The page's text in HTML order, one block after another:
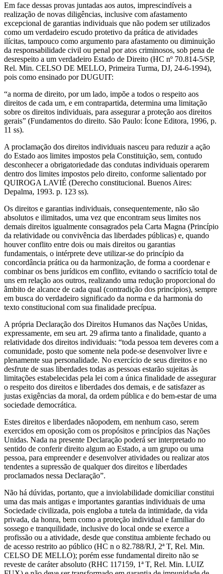
Em face dessas provas juntadas aos autos, imprescindíveis a
realização de novas diligências, inclusive com afastamento
excepcional de garantias individuais que não podem ser utilizados
como um verdadeiro escudo protetivo da prática de atividades
ilícitas, tampouco como argumento para afastamento ou diminuição
da responsabilidade civil ou penal por atos criminosos, sob pena de
desrespeito a um verdadeiro Estado de Direito (HC nº 70.814-5/SP,
Rel. Min. CELSO DE MELLO, Primeira Turma, DJ, 24-6-1994),
pois como ensinado por DUGUIT:
“a norma de direito, por um lado, impõe a todos o respeito aos
direitos de cada um, e em contrapartida, determina uma limitação
sobre os direitos individuais, para assegurar a proteção aos direitos
gerais” (Fundamentos do direito. São Paulo: Ícone Editora, 1996, p.
11 ss).
A proclamação dos direitos individuais nasceu para reduzir a ação
do Estado aos limites impostos pela Constituição, sem, contudo
desconhecer a obrigatoriedade das condutas individuais operarem
dentro dos limites impostos pelo direito, conforme salientado por
QUIROGA LAVIÉ (Derecho constitucional. Buenos Aires:
Depalma, 1993. p. 123 ss).
Os direitos e garantias individuais, consequentemente, não são
absolutos e ilimitados, uma vez que encontram seus limites nos
demais direitos igualmente consagrados pela Carta Magna (Princípio
da relatividade ou convivência das liberdades públicas) e, quando
houver conflito entre dois ou mais direitos ou garantias
fundamentais, o intérprete deve utilizar-se do princípio da
concordância prática ou da harmonização, de forma a coordenar e
combinar os bens jurídicos em conflito, evitando o sacrifício total de
uns em relação aos outros, realizando uma redução proporcional do
âmbito de alcance de cada qual (contradição dos princípios), sempre
em busca do verdadeiro significado da norma e da harmonia do
texto constitucional com sua finalidade precípua.
A própria Declaração dos Direitos Humanos das Nações Unidas,
expressamente, em seu art. 29 afirma tanto a finalidade, quanto a
relatividade dos direitos individuais: “toda pessoa tem deveres com a
comunidade, posto que somente nela pode-se desenvolver livre e
plenamente sua personalidade. No exercício de seus direitos e no
desfrute de suas liberdades todas as pessoas estarão sujeitas às
limitações estabelecidas pela lei com a única finalidade de assegurar
o respeito dos direitos e liberdades dos demais, e de satisfazer as
justas exigências da moral, da ordem pública e do bem-estar de uma
sociedade democrática.
Estes direitos e liberdades nãopodem, em nenhum caso, serem
exercidos em oposição com os propósitos e princípios das Nações
Unidas. Nada na presente Declaração poderá ser interpretado no
sentido de conferir direito algum ao Estado, a um grupo ou uma
pessoa, para empreender e desenvolver atividades ou realizar atos
tendentes a supressão de qualquer dos direitos e liberdades
proclamados nessa Declaração”.
Não há dúvidas, portanto, que a inviolabilidade domiciliar constitui
uma das mais antigas e importantes garantias individuais de uma
Sociedade civilizada, pois engloba a tutela da intimidade, da vida
privada, da honra, bem como a proteção individual e familiar do
sossego e tranquilidade, inclusive do local onde se exerce a
profissão ou a atividade, desde que constitua ambiente fechado ou
de acesso restrito ao público (HC n o 82.788/RJ, 2ª T, Rel. Min.
CELSO DE MELLO); porém esse fundamental direito não se
reveste de caráter absoluto (RHC 117159, 1ª T, Rel. Min. LUIZ